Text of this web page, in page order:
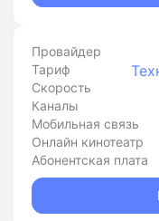
Провайдер
Тариф
Скорость
Каналы
Мобильная связь
Онлайн кинотеатр
Абонентская плата